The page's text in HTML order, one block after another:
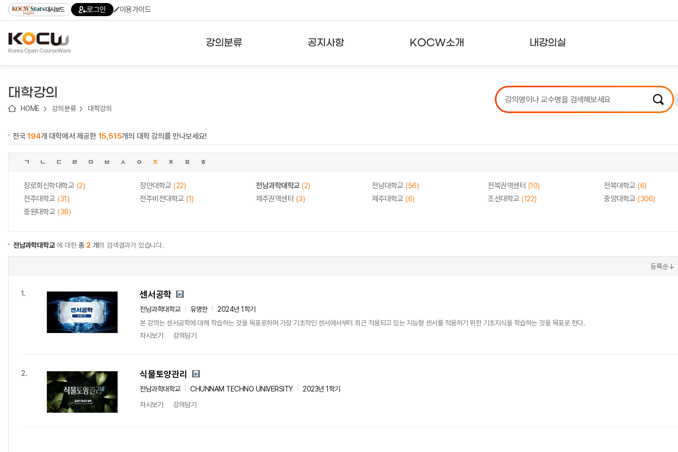
기
기
기
content)
가
대시보드 로그인 이용가이드
강의분류 공지사항 KOCW소개 내강의실
강의리스트
수강확인증강의
대학강의
HOME 강의분류 대학강의
전국194개 대학에서 제공한 15,515개의 대학 강의를 만나보세요!
ㄱ ㄴ ㄷ ㄹ ㅁ ㅂ ㅅ ㅇ ㅈ ㅊ ㅍ ㅎ
장로회신학대학교 (2) 장안대학교 (22) 전남과학대학교(2) 전남대학교 (56) 전북권역센터 (10) 전북대학교 (6)
전주대학교 (31) 전주비전대학교 (1) 제주권역센터 (3) 제주대학교 (6) 조선대학교 (122) 중앙대학교 (306)
중원대학교 (38)
전남과학대학교에 대한총 2 개의 검색결과가 있습니다.
등록순↓
1. 센서공학
전남과학대학교 유명한
2024년 1학기
본 강의는 센서공학에 대해 학습하는 것을 목표로하며 가장 기초적인 센서에서부터 최근 적용되고 있는 지능형 센서를 적용하기 위한 기초지식을 학습하는 것을 목표로 한다.
차시보기
강의담기
2. 식물토양관리
전남과학대학교 CHUNNAM TECHNO UNIVERSITY
2023년 1학기
차시보기
강의담기